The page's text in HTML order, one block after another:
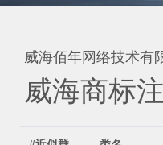
威海佰年网络技术有
威海商标